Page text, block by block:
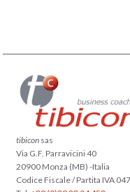
tibicon sas
Via G.F. Parravicini 40
20900 Monza (MB) -Italia
Codice Fiscale / Partita IVA